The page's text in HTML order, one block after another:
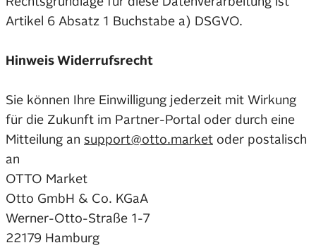
Artikel 6 Absatz 1 Buchstabe a) DSGVO.
Hinweis Widerrufsrecht
Sie können Ihre Einwilligung jederzeit mit Wirkung
für die Zukunft im Partner-Portal oder durch eine
Mitteilung an support@otto.market oder postalisch
an
OTTO Market
Otto GmbH & Co. KGaA
Werner-Otto-Straße 1-7
22179 Hamburg